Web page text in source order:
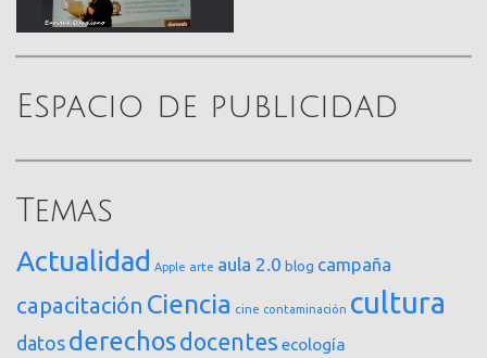
Espacio de publicidad
Temas
Actualidad Apple arte aula 2.0 blog campaña
capacitación Ciencia cine contaminación cultura
datos derechosdocentes ecología